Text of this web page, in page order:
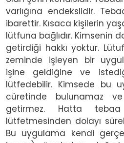
varlığına endekslidir.
ibarettir. Kısaca kişilerin
lütfuna bağlıdır. Kimsenin
getirdiği hakkı yoktur.
zeminde işleyen bir
işine geldiğine ve
lütfedebilir. Kimsede bu
cüretinde bulunamaz
getirmez. Hatta
lütfetmesinden dolayı
Bu uygulama kendi